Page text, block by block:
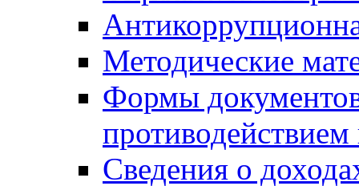
Методические
Формы
Сведения о